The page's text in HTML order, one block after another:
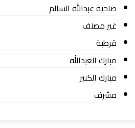
ضاحية عبدالله السالم
غير مصنف
قرطبة
مبارك العبدالله
مبارك الكبير
مشرف